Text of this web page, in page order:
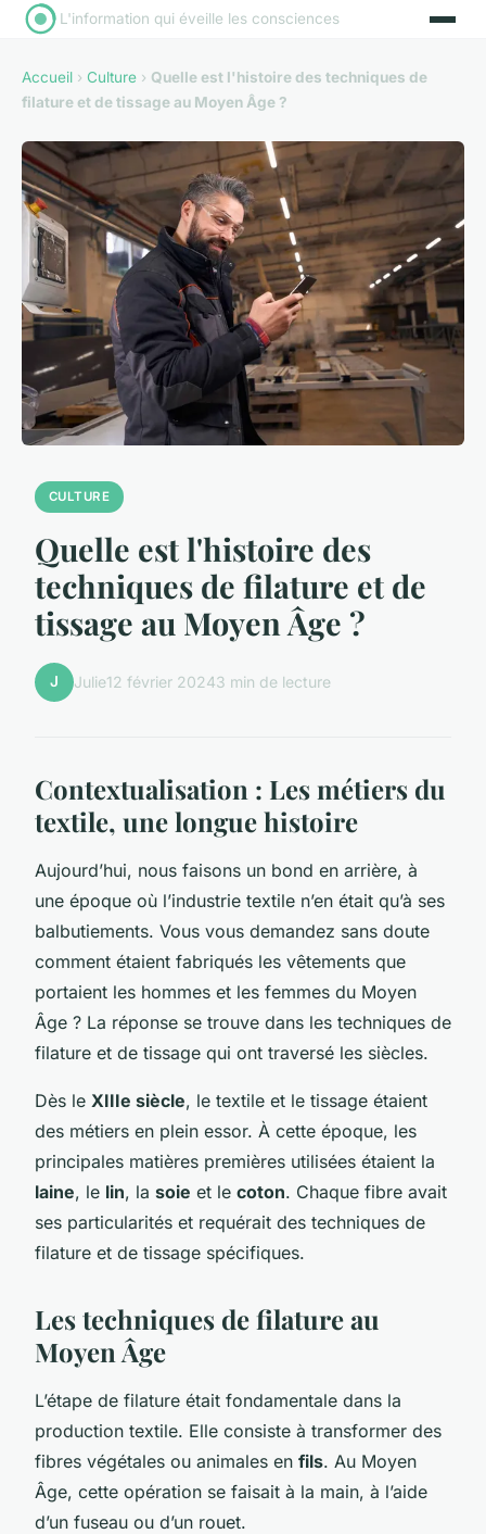
L'information qui éveille les consciences
Accueil › Culture › Quelle est l'histoire des techniques de
filature et de tissage au Moyen Âge ?
CULTURE
Quelle est l'histoire des
techniques de filature et de
tissage au Moyen Âge ?
J Julie12 février 20243 min de lecture
Contextualisation : Les métiers du
textile, une longue histoire
Aujourd’hui, nous faisons un bond en arrière, à
une époque où l’industrie textile n’en était qu’à ses
balbutiements. Vous vous demandez sans doute
comment étaient fabriqués les vêtements que
portaient les hommes et les femmes du Moyen
Âge ? La réponse se trouve dans les techniques de
filature et de tissage qui ont traversé les siècles.
Dès le XIIIe siècle, le textile et le tissage étaient
des métiers en plein essor. À cette époque, les
principales matières premières utilisées étaient la
laine, le lin, la soie et le coton. Chaque fibre avait
ses particularités et requérait des techniques de
filature et de tissage spécifiques.
Les techniques de filature au
Moyen Âge
L’étape de filature était fondamentale dans la
production textile. Elle consiste à transformer des
fibres végétales ou animales en fils. Au Moyen
Âge, cette opération se faisait à la main, à l’aide
d’un fuseau ou d’un rouet.